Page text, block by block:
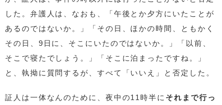
した。弁護人は、なおも、「午後とか夕方にいたことが
あるのではないか。」「その日、ほかの時間、ともかく
その日、9日に、そこにいたのではないか。」「以前、
そこで寝たでしょう。」「そこに泊まったですね。」
と、執拗に質問するが、すべて「いいえ」と否定した。
証人は一体なんのために、夜中の11時半に それまで行っ